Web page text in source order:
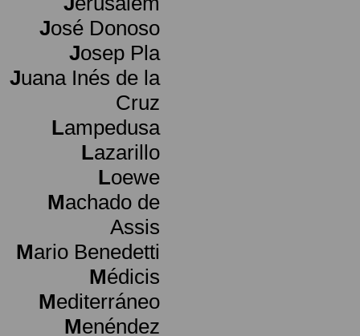
José Donoso
Josep Pla
Juana Inés de la
Cruz
Lampedusa
Lazarillo
Loewe
Machado de
Assis
Mario Benedetti
Médicis
Mediterráneo
Menéndez